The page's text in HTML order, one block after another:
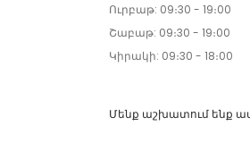
Ուրբաթ: 09։30 - 19։00
Շաբաթ: 09։30 - 19։00
Կիրակի: 09։30 - 18։00
Մենք աշխատում ենք